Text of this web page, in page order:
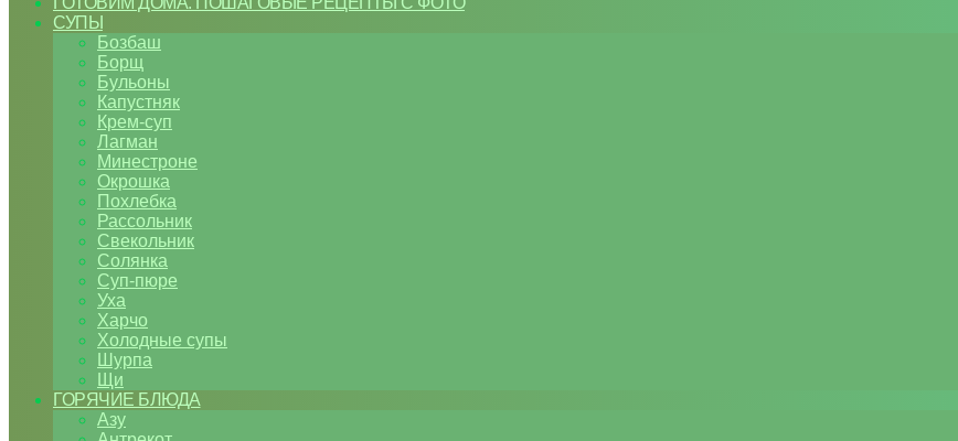
СУПЫ
Бозбаш
Борщ
Бульоны
Капустняк
Крем-суп
Лагман
Минестроне
Окрошка
Похлебка
Рассольник
Свекольник
Солянка
Суп-пюре
Уха
Харчо
Холодные супы
Шурпа
Щи
ГОРЯЧИЕ БЛЮДА
Азу